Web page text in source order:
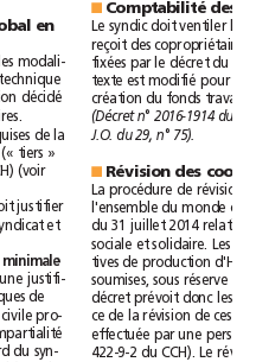
global
en
les
modali-
technique
d'habitation
décidé
requises de la
(« tiers »
CCH)
(voir
doit justifier
syndicat et
minimale
une
justifi-
risques
de
civile pro-
impartialité
l'égard du syn-
Comptabilité des
Le syndic doit ventiler
reçoit
des
fixées par le décret du
texte est modifié
pour
création
du fonds
(Décret n°2016-1914 du
J.O. du 29, n° 75).
Révision des
La procédure de
l'ensemble du monde
du 31juillet 2014
sociale
et solidaire.
Les
tives
de production
soumises,
sous réserve
décret prévoit donc les
ce de la révision de
ces
effectuée
par
une
422-9-2
du CCH). Le